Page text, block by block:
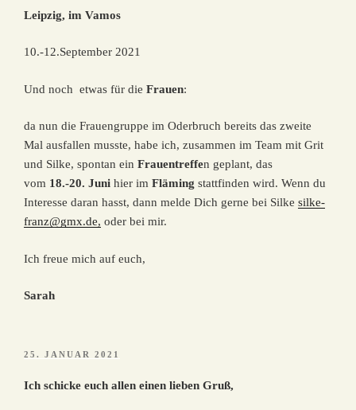
Leipzig, im Vamos
10.-12.September 2021
Und noch etwas für die Frauen:
da nun die Frauengruppe im Oderbruch bereits das zweite
Mal ausfallen musste, habe ich, zusammen im Team mit Grit
und Silke, spontan ein Frauentreffen geplant, das
vom 18.-20. Juni hier im Fläming stattfinden wird. Wenn du
Interesse daran hasst, dann melde Dich gerne bei Silke silke-
franz@gmx.de, oder bei mir.
Ich freue mich auf euch,
Sarah
VERÖFFENTLICHT
25. JANUAR 2021
Ich schicke euch allen einen lieben Gruß,